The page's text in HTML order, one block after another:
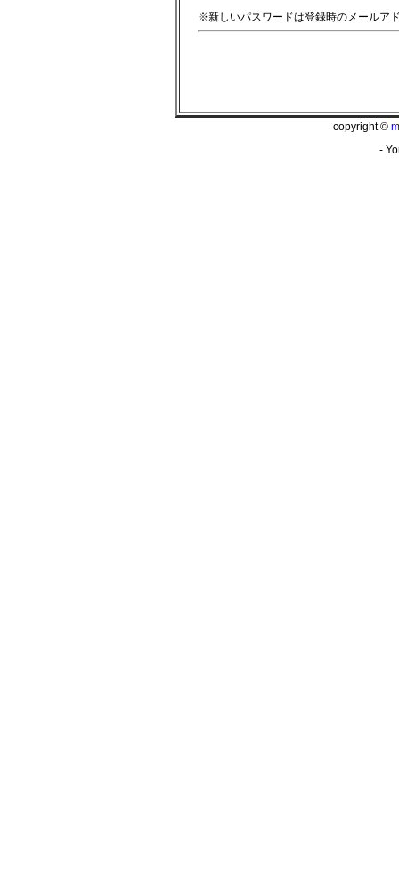
※新しいパスワードは登録時のメールア
copyright ©
-